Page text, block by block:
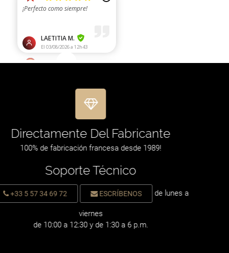
Directamente Del Fabricante
100% de fabricación francesa desde 1989!
Soporte Técnico
+33 5 57 34 69 72 ESCRÍBENOS de lunes a
viernes
de 10:00 a 12:30 y de 1:30 a 6 p.m.